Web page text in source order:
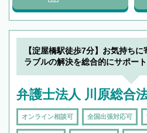
【淀屋橋駅徒歩7分】お気持ち
ラブルの解決を総合的にサポー
弁護士法人 川原総合
オンライン相談可 全国出張対応可